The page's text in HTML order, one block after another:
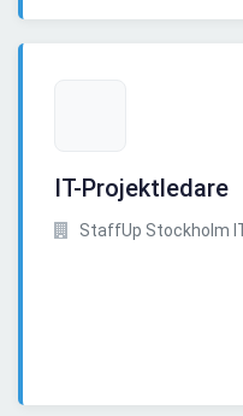
IT-Projektledare
StaffUp Stockholm